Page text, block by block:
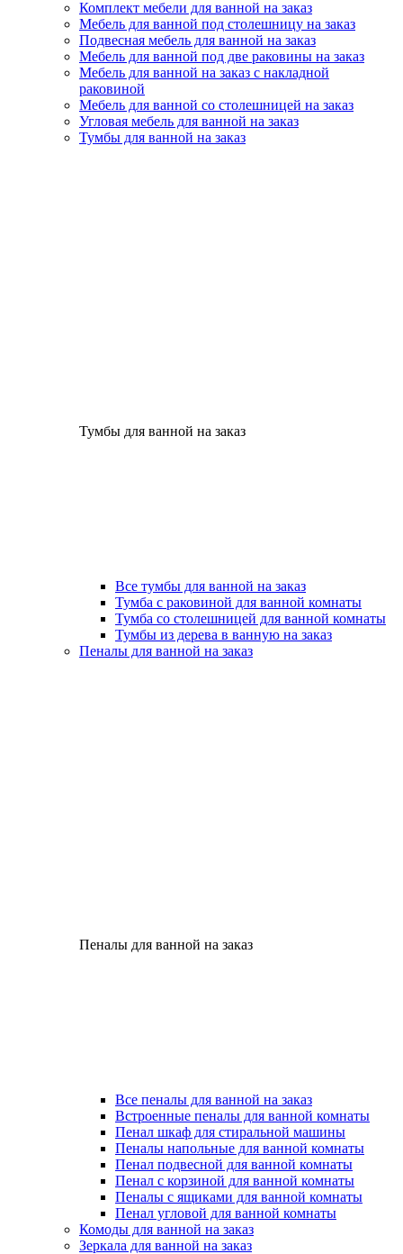
Комплект мебели для ванной на заказ
Мебель для ванной под столешницу на заказ
Подвесная мебель для ванной на заказ
Мебель для ванной под две раковины на заказ
Мебель для ванной на заказ с накладной
раковиной
Мебель для ванной со столешницей на заказ
Угловая мебель для ванной на заказ
Тумбы для ванной на заказ
Тумбы для ванной на заказ
Все тумбы для ванной на заказ
Тумба с раковиной для ванной комнаты
Тумба со столешницей для ванной комнаты
Тумбы из дерева в ванную на заказ
Пеналы для ванной на заказ
Пеналы для ванной на заказ
Все пеналы для ванной на заказ
Встроенные пеналы для ванной комнаты
Пенал шкаф для стиральной машины
Пеналы напольные для ванной комнаты
Пенал подвесной для ванной комнаты
Пенал с корзиной для ванной комнаты
Пеналы с ящиками для ванной комнаты
Пенал угловой для ванной комнаты
Комоды для ванной на заказ
Зеркала для ванной на заказ